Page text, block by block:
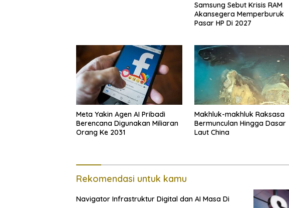
Samsung Sebut Krisis RAM
Akansegera Memperburuk
Pasar HP Di 2027
Meta Yakin Agen AI Pribadi
Berencana Digunakan Miliaran
Orang Ke 2031
Makhluk-makhluk Raksasa
Bermunculan Hingga Dasar
Laut China
Rekomendasi untuk kamu
Navigator Infrastruktur Digital dan AI Masa Di